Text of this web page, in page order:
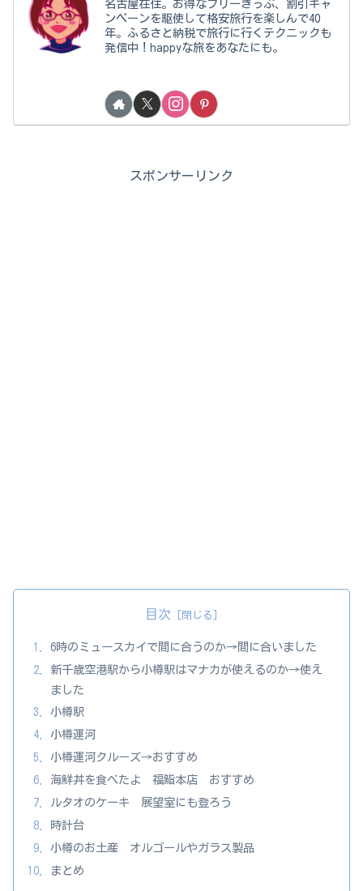
名古屋在住。お得なフリーきっぷ、割引キャ
ンペーンを駆使して格安旅行を楽しんで40
年。ふるさと納税で旅行に行くテクニックも
発信中！happyな旅をあなたにも。
スポンサーリンク
目次
6時のミュースカイで間に合うのか→間に合いました
新千歳空港駅から小樽駅はマナカが使えるのか→使え
ました
小樽駅
小樽運河
小樽運河クルーズ→おすすめ
海鮮丼を食べたよ 福鮨本店 おすすめ
ルタオのケーキ 展望室にも登ろう
時計台
小樽のお土産 オルゴールやガラス製品
まとめ